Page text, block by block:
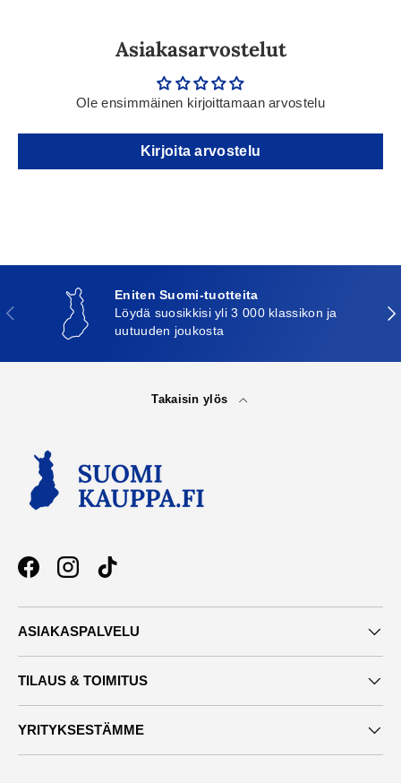
Asiakasarvostelut
Ole ensimmäinen kirjoittamaan arvostelu
Kirjoita arvostelu
Edellinen
Eniten Suomi-tuotteita
Löydä suosikkisi yli 3 000 klassikon ja
uutuuden joukosta
Takaisin ylös
FacebookInstagramTikTok
ASIAKASPALVELU
TILAUS & TOIMITUS
YRITYKSESTÄMME